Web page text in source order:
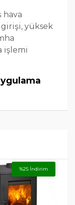
hava
yüksek
işlemi
%25 İndirim